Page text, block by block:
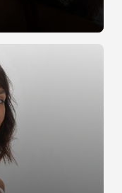
óculos de sol
do óbvio